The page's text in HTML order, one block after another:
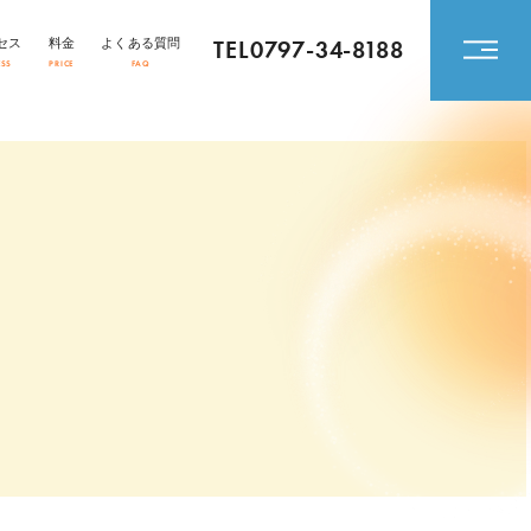
ス 料金
PRICE
よくある質問
FAQ TEL0797-34-8188